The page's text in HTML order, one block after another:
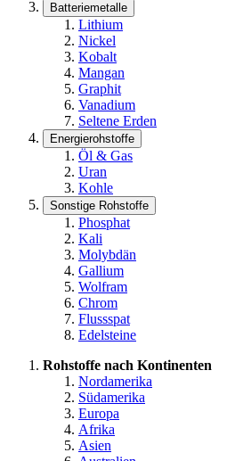
Batteriemetalle
Lithium
Nickel
Kobalt
Mangan
Graphit
Vanadium
Seltene Erden
Energierohstoffe
Öl & Gas
Uran
Kohle
Sonstige Rohstoffe
Phosphat
Kali
Molybdän
Gallium
Wolfram
Chrom
Flussspat
Edelsteine
Rohstoffe nach Kontinenten
Nordamerika
Südamerika
Europa
Afrika
Asien